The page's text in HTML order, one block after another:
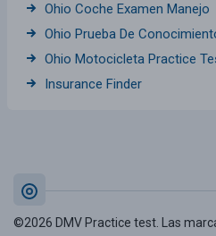
Ohio Coche Examen Manejo
Ohio Prueba De
Ohio Motocicleta Practice
Insurance Finder
©2026 DMV Practice test. Las